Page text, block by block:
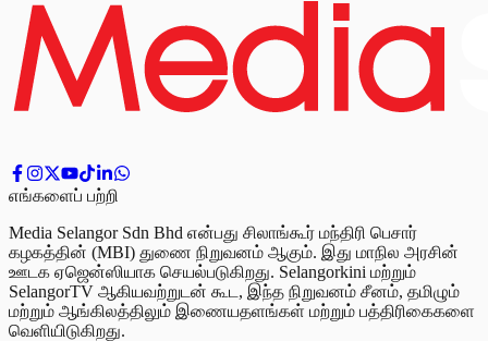
எங்களைப் பற்றி
Media Selangor Sdn Bhd என்பது சிலாங்கூர் மந்திரி பெசார்
கழகத்தின் (MBI) துணை நிறுவனம் ஆகும். இது மாநில அரசின்
ஊடக ஏஜென்ஸியாக செயல்படுகிறது. Selangorkini மற்றும்
SelangorTV ஆகியவற்றுடன் கூட, இந்த நிறுவனம் சீனம், தமிழும்
மற்றும் ஆங்கிலத்திலும் இணையதளங்கள் மற்றும் பத்திரிகைகளை
வெளியிடுகிறது.